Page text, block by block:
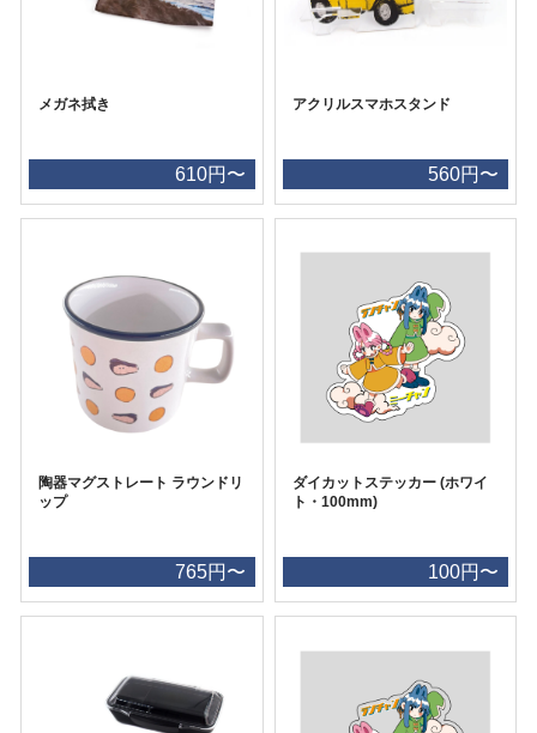
メガネ拭き
610円〜
アクリルスマホスタンド
560円〜
陶器マグストレート ラウンドリ
ップ
765円〜
ダイカットステッカー (ホワイ
ト・100mm)
100円〜